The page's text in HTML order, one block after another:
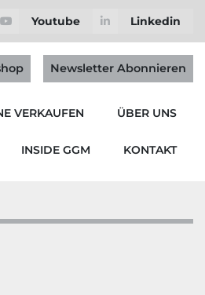
Youtube Linkedin
Newsletter Abonnieren
VERKAUFEN ÜBER UNS
INSIDE GGM KONTAKT